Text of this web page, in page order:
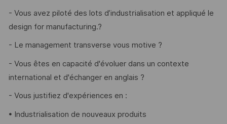
- Vous avez piloté des lots d’industrialisation et appliqué le
design for manufacturing.?
- Le management transverse vous motive ?
- Vous êtes en capacité d'évoluer dans un contexte
international et d'échanger en anglais ?
- Vous justifiez d'expériences en :
• Industrialisation de nouveaux produits